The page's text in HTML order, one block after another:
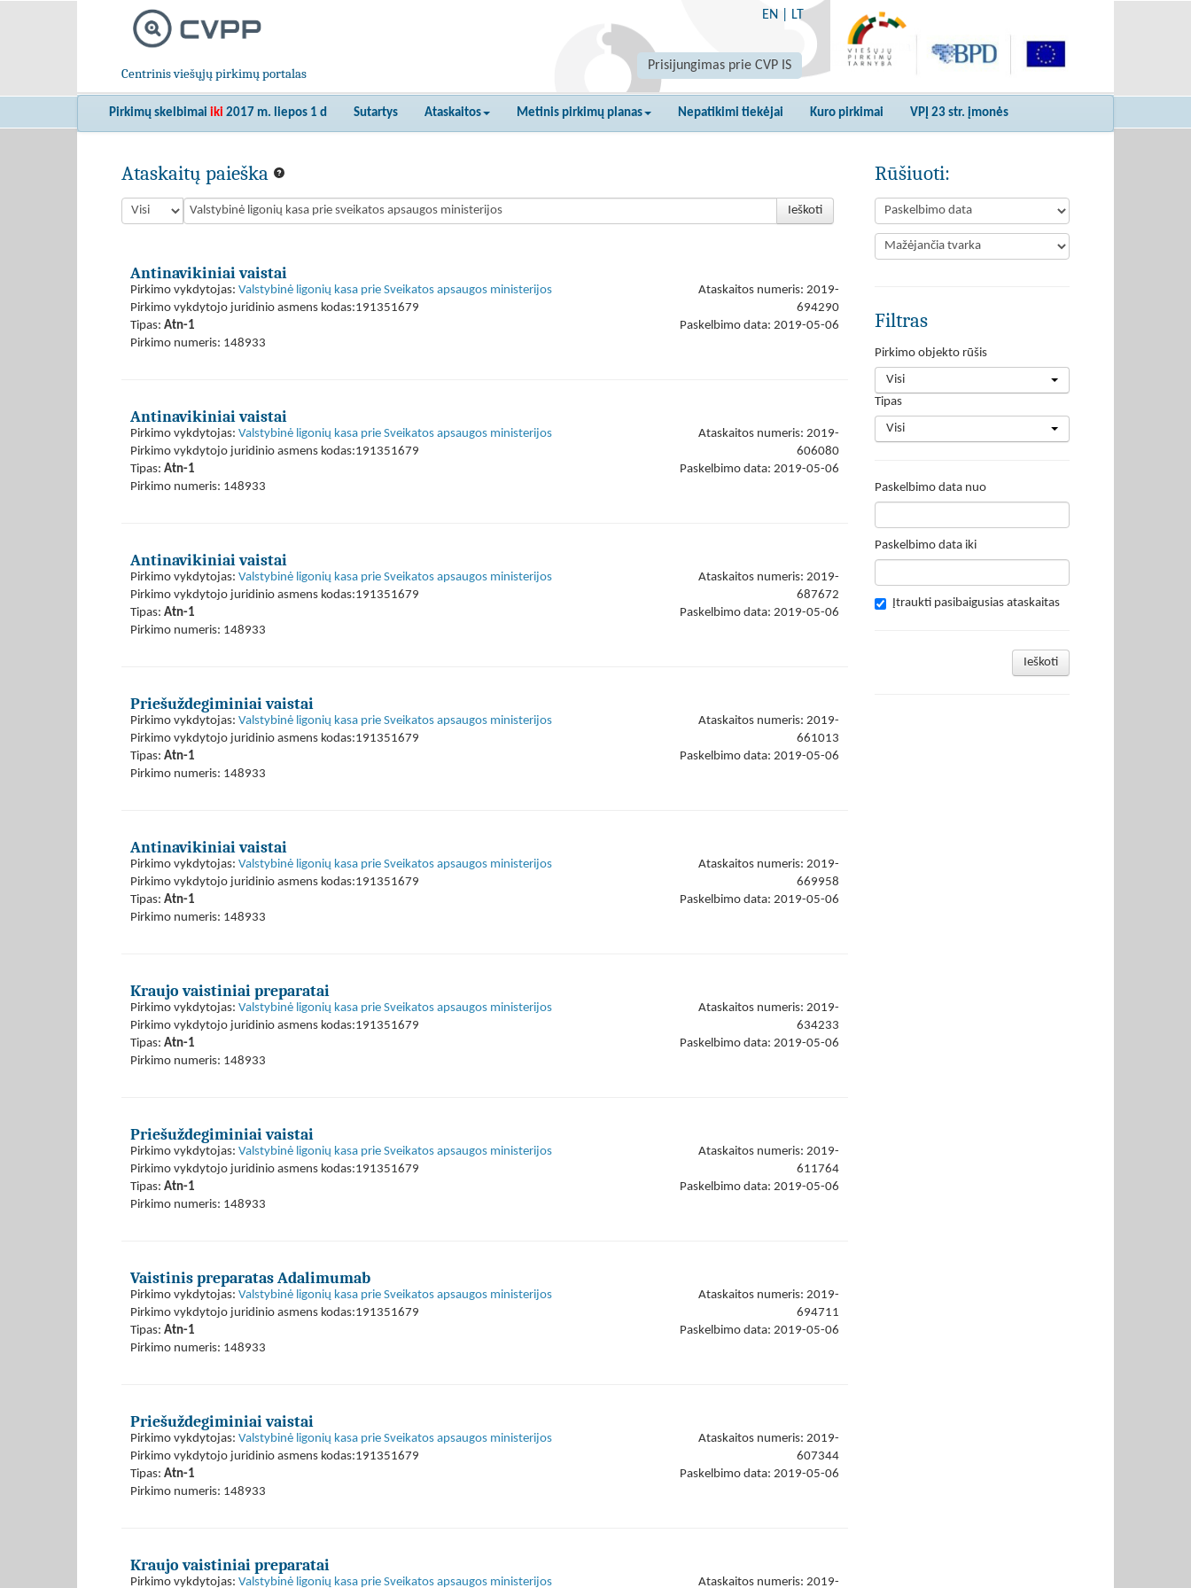
Centrinis viešųjų pirkimų portalas
EN LT
Prisijungimas prie CVP IS
Pirkimų skelbimai iki 2017 m. liepos 1 d Sutartys Ataskaitos Metinis pirkimų planas Nepatikimi tiekėjai Kuro pirkimai VPĮ 23 str. įmonės
Ataskaitų paieška
Ieškoti
Antinavikiniai vaistai
Pirkimo vykdytojas: Valstybinė ligonių kasa prie Sveikatos apsaugos ministerijos
Pirkimo vykdytojo juridinio asmens kodas:191351679
Tipas: Atn-1
Pirkimo numeris: 148933
Ataskaitos numeris: 2019-
694290
Paskelbimo data: 2019-05-06
Antinavikiniai vaistai
Pirkimo vykdytojas: Valstybinė ligonių kasa prie Sveikatos apsaugos ministerijos
Pirkimo vykdytojo juridinio asmens kodas:191351679
Tipas: Atn-1
Pirkimo numeris: 148933
Ataskaitos numeris: 2019-
606080
Paskelbimo data: 2019-05-06
Antinavikiniai vaistai
Pirkimo vykdytojas: Valstybinė ligonių kasa prie Sveikatos apsaugos ministerijos
Pirkimo vykdytojo juridinio asmens kodas:191351679
Tipas: Atn-1
Pirkimo numeris: 148933
Ataskaitos numeris: 2019-
687672
Paskelbimo data: 2019-05-06
Priešuždegiminiai vaistai
Pirkimo vykdytojas: Valstybinė ligonių kasa prie Sveikatos apsaugos ministerijos
Pirkimo vykdytojo juridinio asmens kodas:191351679
Tipas: Atn-1
Pirkimo numeris: 148933
Ataskaitos numeris: 2019-
661013
Paskelbimo data: 2019-05-06
Antinavikiniai vaistai
Pirkimo vykdytojas: Valstybinė ligonių kasa prie Sveikatos apsaugos ministerijos
Pirkimo vykdytojo juridinio asmens kodas:191351679
Tipas: Atn-1
Pirkimo numeris: 148933
Ataskaitos numeris: 2019-
669958
Paskelbimo data: 2019-05-06
Kraujo vaistiniai preparatai
Pirkimo vykdytojas: Valstybinė ligonių kasa prie Sveikatos apsaugos ministerijos
Pirkimo vykdytojo juridinio asmens kodas:191351679
Tipas: Atn-1
Pirkimo numeris: 148933
Ataskaitos numeris: 2019-
634233
Paskelbimo data: 2019-05-06
Priešuždegiminiai vaistai
Pirkimo vykdytojas: Valstybinė ligonių kasa prie Sveikatos apsaugos ministerijos
Pirkimo vykdytojo juridinio asmens kodas:191351679
Tipas: Atn-1
Pirkimo numeris: 148933
Ataskaitos numeris: 2019-
611764
Paskelbimo data: 2019-05-06
Vaistinis preparatas Adalimumab
Pirkimo vykdytojas: Valstybinė ligonių kasa prie Sveikatos apsaugos ministerijos
Pirkimo vykdytojo juridinio asmens kodas:191351679
Tipas: Atn-1
Pirkimo numeris: 148933
Ataskaitos numeris: 2019-
694711
Paskelbimo data: 2019-05-06
Priešuždegiminiai vaistai
Pirkimo vykdytojas: Valstybinė ligonių kasa prie Sveikatos apsaugos ministerijos
Pirkimo vykdytojo juridinio asmens kodas:191351679
Tipas: Atn-1
Pirkimo numeris: 148933
Ataskaitos numeris: 2019-
607344
Paskelbimo data: 2019-05-06
Kraujo vaistiniai preparatai
Pirkimo vykdytojas: Valstybinė ligonių kasa prie Sveikatos apsaugos ministerijos Ataskaitos numeris: 2019-
Rūšiuoti:
Filtras
Pirkimo objekto rūšis
Visi
Tipas
Visi
Paskelbimo data nuo
Paskelbimo data iki
Įtraukti pasibaigusias ataskaitas
Ieškoti